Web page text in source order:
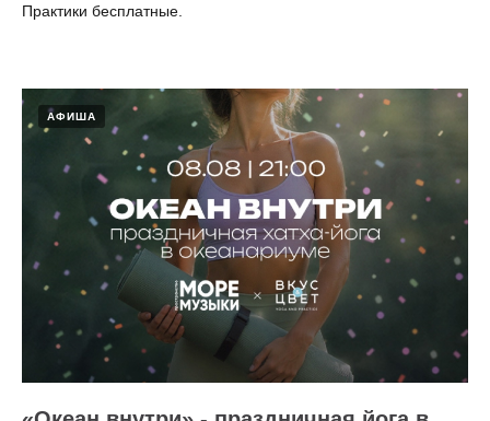
Практики бесплатные.
АФИША